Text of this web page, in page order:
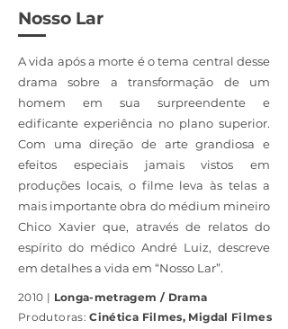
Nosso Lar
A vida após a morte é o tema central desse
drama sobre a transformação de um
homem em sua surpreendente e
edificante experiência no plano superior.
Com uma direção de arte grandiosa e
efeitos especiais jamais vistos em
produções locais, o filme leva às telas a
mais importante obra do médium mineiro
Chico Xavier que, através de relatos do
espírito do médico André Luiz, descreve
em detalhes a vida em “Nosso Lar”.
2010 | Longa-metragem / Drama
Produtoras: Cinética Filmes, Migdal Filmes